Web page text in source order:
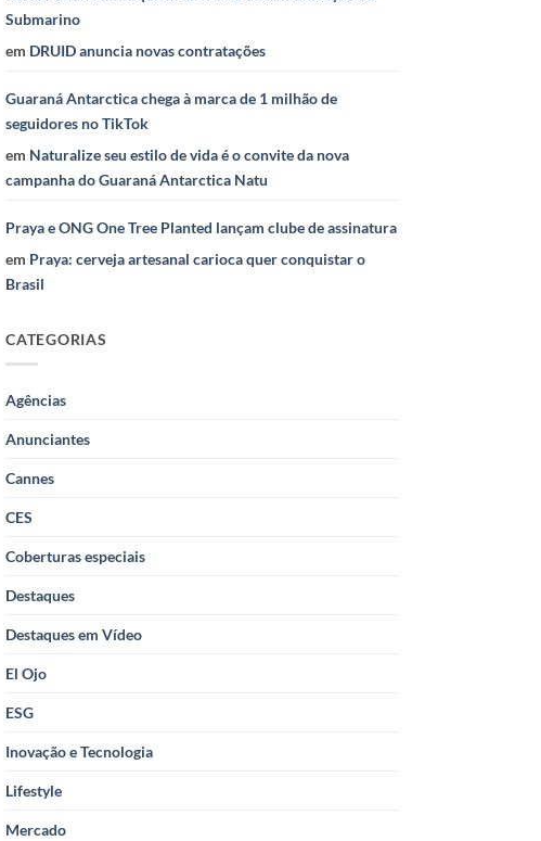
Submarino
em DRUID anuncia novas contratações
Guaraná Antarctica chega à marca de 1 milhão de
seguidores no TikTok
em Naturalize seu estilo de vida é o convite da nova
campanha do Guaraná Antarctica Natu
Praya e ONG One Tree Planted lançam clube de assinatura
em Praya: cerveja artesanal carioca quer conquistar o
Brasil
CATEGORIAS
Agências
Anunciantes
Cannes
CES
Coberturas especiais
Destaques
Destaques em Vídeo
El Ojo
ESG
Inovação e Tecnologia
Lifestyle
Mercado